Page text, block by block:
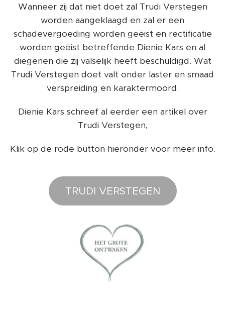
Wanneer zij dat niet doet zal Trudi Verstegen
worden aangeklaagd en zal er een
schadevergoeding worden geëist en rectificatie
worden geëist betreffende Dienie Kars en al
diegenen die zij valselijk heeft beschuldigd. Wat
Trudi Verstegen doet valt onder laster en smaad
verspreiding en karaktermoord.
Dienie Kars schreef al eerder een artikel over
Trudi Verstegen,
Klik op de rode button hieronder voor meer info.
TRUDI VERSTEGEN